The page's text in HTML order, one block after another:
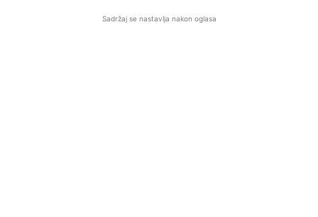
Sadržaj se nastavlja nakon oglasa